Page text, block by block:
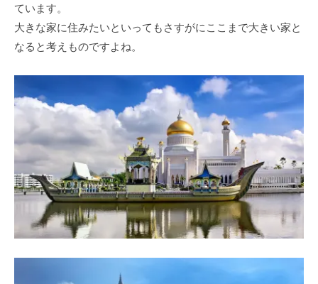
ています。
大きな家に住みたいといってもさすがにここまで大きい家と
なると考えものですよね。